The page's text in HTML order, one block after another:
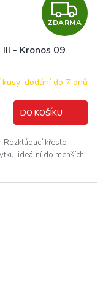
Z
D
R
ZDARMA
- Kronos 09
dodání do 7 dnů
DO KOŠÍKU
Rozkládací křeslo
ideální do menších